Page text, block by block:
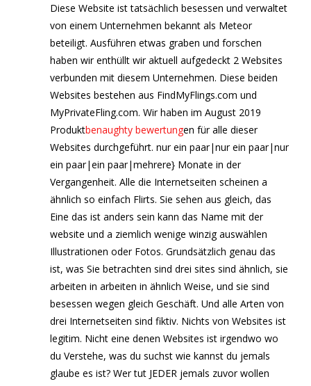
Diese Website ist tatsächlich besessen und verwaltet
von einem Unternehmen bekannt als Meteor
beteiligt. Ausführen etwas graben und forschen
haben wir enthüllt wir aktuell aufgedeckt 2 Websites
verbunden mit diesem Unternehmen. Diese beiden
Websites bestehen aus FindMyFlings.com und
MyPrivateFling.com. Wir haben im August 2019
Produktbenaughty bewertungen für alle dieser
Websites durchgeführt. nur ein paar|nur ein paar|nur
ein paar|ein paar|mehrere} Monate in der
Vergangenheit. Alle die Internetseiten scheinen a
ähnlich so einfach Flirts. Sie sehen aus gleich, das
Eine das ist anders sein kann das Name mit der
website und a ziemlich wenige winzig auswählen
Illustrationen oder Fotos. Grundsätzlich genau das
ist, was Sie betrachten sind drei sites sind ähnlich, sie
arbeiten in arbeiten in ähnlich Weise, und sie sind
besessen wegen gleich Geschäft. Und alle Arten von
drei Internetseiten sind fiktiv. Nichts von Websites ist
legitim. Nicht eine denen Websites ist irgendwo wo
du Verstehe, was du suchst wie kannst du jemals
glaube es ist? Wer tut JEDER jemals zuvor wollen